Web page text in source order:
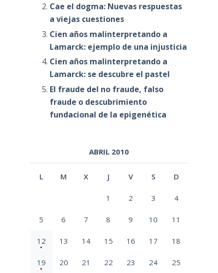
Cae el dogma: Nuevas respuestas
a viejas cuestiones
Cien años malinterpretando a
Lamarck: ejemplo de una injusticia
Cien años malinterpretando a
Lamarck: se descubre el pastel
El fraude del no fraude, falso
fraude o descubrimiento
fundacional de la epigenética
ABRIL 2010
L M X J V S D
1 2 3 4
5 6 7 8 9 10 11
12 13 14 15 16 17 18
19 20 21 22 23 24 25